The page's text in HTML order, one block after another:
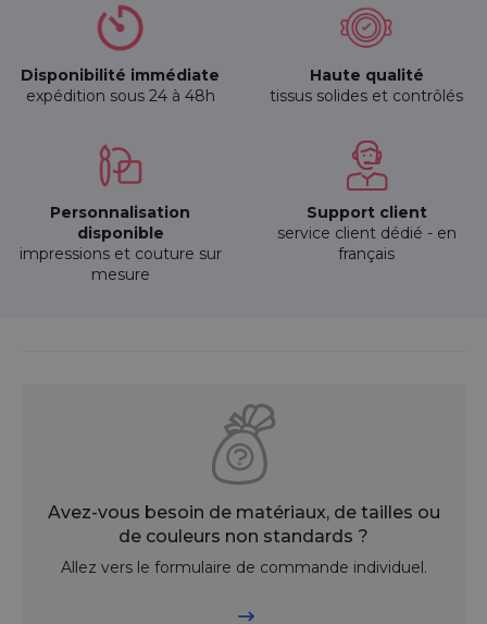
Disponibilité immédiate
expédition sous 24 à 48h
Haute qualité
tissus solides et contrôlés
Personnalisation
disponible
impressions et couture sur
mesure
Support client
service client dédié - en
français
Avez-vous besoin de matériaux, de tailles ou
de couleurs non standards ?
Allez vers le formulaire de commande individuel.